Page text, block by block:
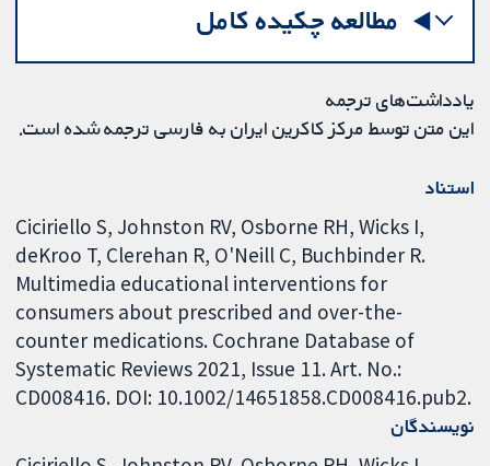
مطالعه چکیده کامل
یادداشت‌های ترجمه
این متن توسط مرکز کاکرین ایران به فارسی ترجمه شده است.
استناد
Ciciriello S, Johnston RV, Osborne RH, Wicks I,
deKroo T, Clerehan R, O'Neill C, Buchbinder R.
Multimedia educational interventions for
consumers about prescribed and over-the-
counter medications. Cochrane Database of
Systematic Reviews 2021, Issue 11. Art. No.:
CD008416. DOI: 10.1002/14651858.CD008416.pub2.
نویسندگان